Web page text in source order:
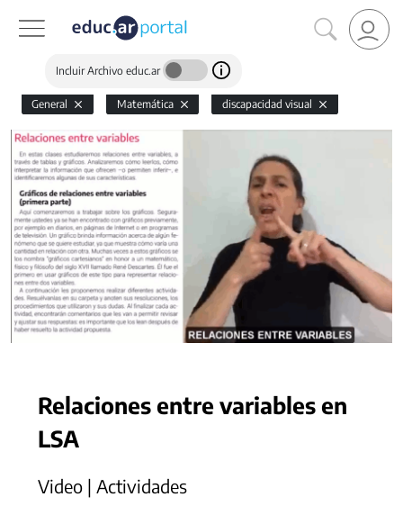
Incluir Archivo educ.ar
General Matemática discapacidad visual
Relaciones entre variables en
LSA
Video | Actividades